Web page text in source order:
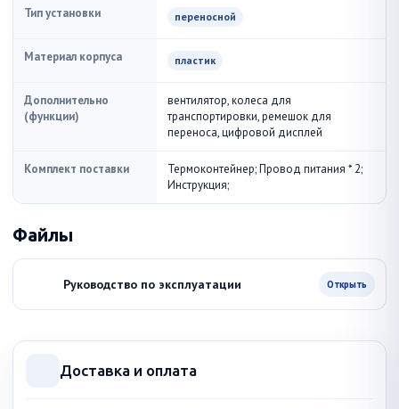
Тип установки переносной
Материал корпуса пластик
Дополнительно
(функции)
вентилятор, колеса для
транспортировки, ремешок для
переноса, цифровой дисплей
Комплект поставки
Термоконтейнер; Провод питания * 2;
Инструкция;
Файлы
Руководство по эксплуатации Открыть
Доставка и оплата